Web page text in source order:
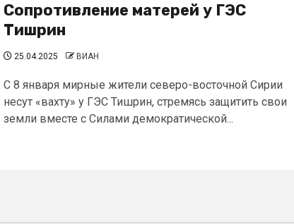
Сопротивление матерей у ГЭС
Тишрин
25.04.2025 ВИАН
С 8 января мирные жители северо-восточной Сирии
несут «вахту» у ГЭС Тишрин, стремясь защитить свои
земли вместе с Силами демократической...